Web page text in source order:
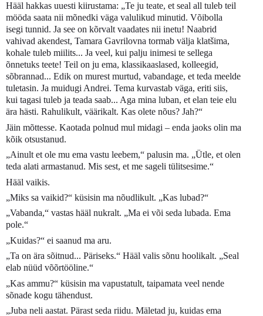
Hääl hakkas uuesti kiirustama: „Te ju teate, et seal all tuleb teil
mööda saata nii mõnedki väga valulikud minutid. Võibolla
isegi tunnid. Ja see on kõrvalt vaadates nii inetu! Naabrid
vahivad akendest, Tamara Gavrilovna tormab välja klatšima,
kohale tuleb miilits... Ja veel, kui palju inimesi te sellega
õnnetuks teete! Teil on ju ema, klassikaaslased, kolleegid,
sõbrannad... Edik on murest murtud, vabandage, et teda meelde
tuletasin. Ja muidugi Andrei. Tema kurvastab väga, eriti siis,
kui tagasi tuleb ja teada saab... Aga mina luban, et elan teie elu
ära hästi. Rahulikult, väärikalt. Kas olete nõus? Jah?“
Jäin mõttesse. Kaotada polnud mul midagi – enda jaoks olin ma
kõik otsustanud.
„Ainult et ole mu ema vastu leebem,“ palusin ma. „Ütle, et olen
teda alati armastanud. Mis sest, et me sageli tülitsesime.“
Hääl vaikis.
„Miks sa vaikid?“ küsisin ma nõudlikult. „Kas lubad?“
„Vabanda,“ vastas hääl nukralt. „Ma ei või seda lubada. Ema
pole.“
„Kuidas?“ ei saanud ma aru.
„Ta on ära sõitnud... Päriseks.“ Hääl valis sõnu hoolikalt. „Seal
elab nüüd võõrtööline.“
„Kas ammu?“ küsisin ma vapustatult, taipamata veel nende
sõnade kogu tähendust.
„Juba neli aastat. Pärast seda riidu. Mäletad ju, kuidas ema